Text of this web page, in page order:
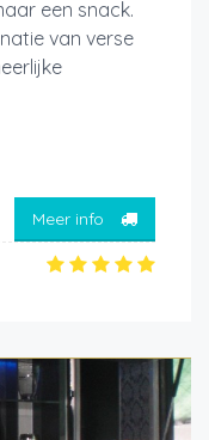
een snack.
van verse
Meer info